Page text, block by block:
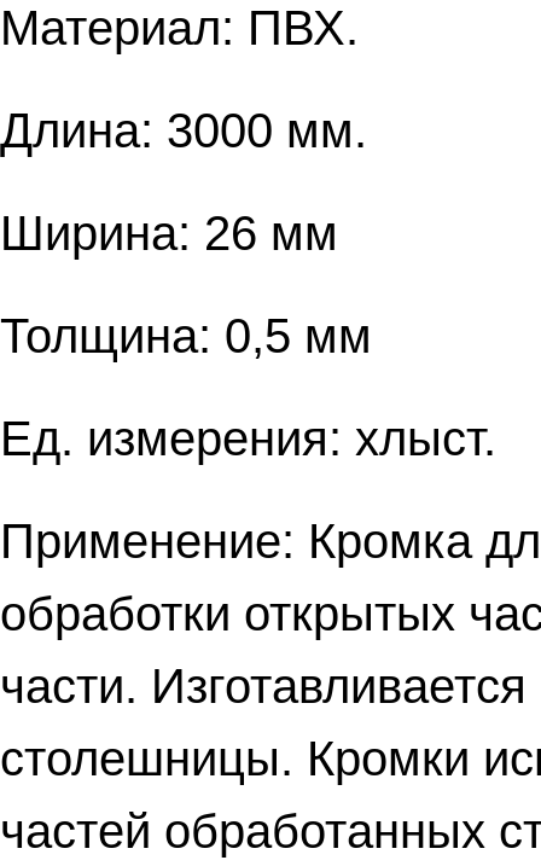
Материал: ПВХ.
Длина: 3000 мм.
Ширина: 26 мм
Толщина: 0,5 мм
Ед. измерения: хлыст.
Применение: Кромка
обработки открытых
части.
столешницы. Кромки
частей обработанных